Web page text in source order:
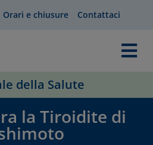
Orari e chiusure Contattaci
della Salute
la Tiroidite di